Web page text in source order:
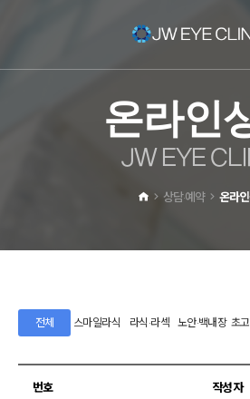
온라인
JW EYE CL
상담·예약 온라
전체 스마일라식 라식·라섹 노안·백내장 초
번호 작성자